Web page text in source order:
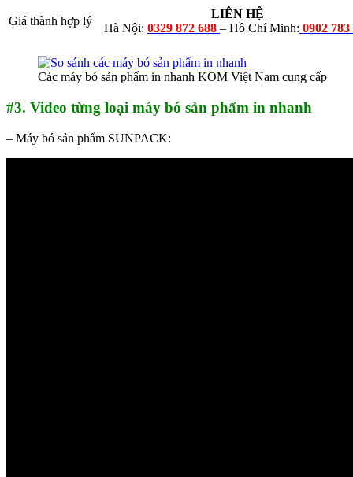
Giá thành hợp lý
LIÊN HỆ
Hà Nội: 0329 872 688 – Hồ Chí Minh: 0902 783
Các máy bó sản phẩm in nhanh KOM Việt Nam cung cấp
#3. Video từng loại máy bó sản phẩm in nhanh
– Máy bó sản phẩm SUNPACK: